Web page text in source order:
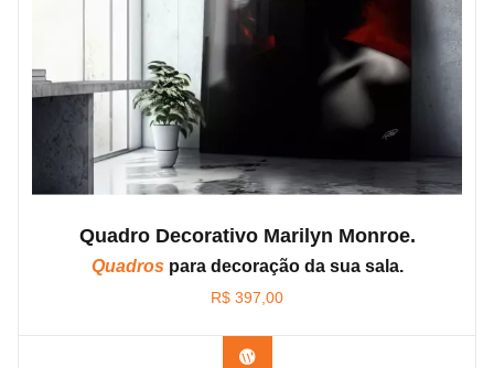
Quadro Decorativo Marilyn Monroe.
Quadrospara decoração da sua sala.
R$ 397,00
Confira os modelos